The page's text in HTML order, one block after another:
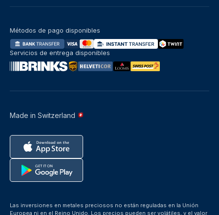
Made in Switzerland
Métodos de pago disponibles
Servicios de entrega disponibles
Las inversiones en metales preciosos no están reguladas en la Unión
Europea ni en el Reino Unido. Los precios pueden ser volátiles, y el valor